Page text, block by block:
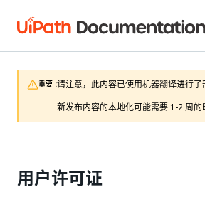
重要 :请注意，此内容已使用机器翻译进行了
新发布内容的本地化可能需要 1-2 周的
用户许可证